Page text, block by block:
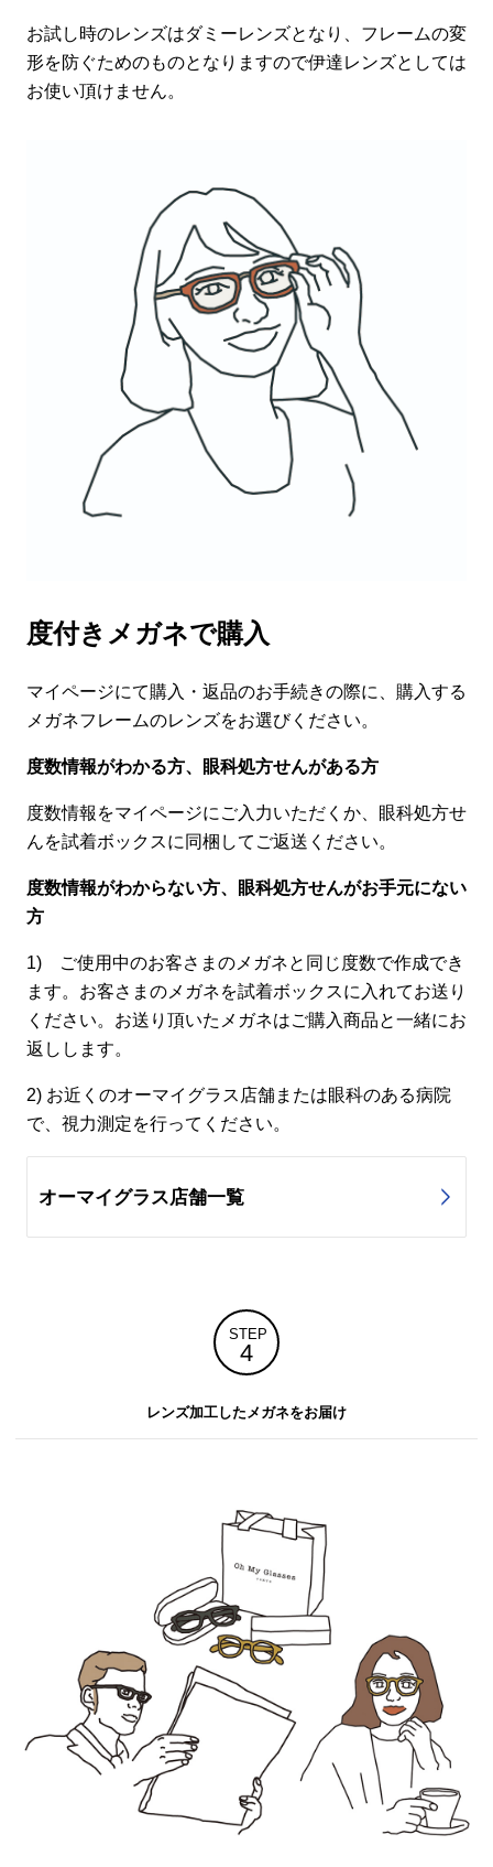
お試し時のレンズはダミーレンズとなり、フレームの変
形を防ぐためのものとなりますので伊達レンズとしては
お使い頂けません。
度付きメガネで購入
マイページにて購入・返品のお手続きの際に、購入する
メガネフレームのレンズをお選びください。
度数情報がわかる方、眼科処方せんがある方
度数情報をマイページにご入力いただくか、眼科処方せ
んを試着ボックスに同梱してご返送ください。
度数情報がわからない方、眼科処方せんがお手元にない
方
1) ご使用中のお客さまのメガネと同じ度数で作成でき
ます。お客さまのメガネを試着ボックスに入れてお送り
ください。お送り頂いたメガネはご購入商品と一緒にお
返しします。
2) お近くのオーマイグラス店舗または眼科のある病院
で、視力測定を行ってください。
オーマイグラス店舗一覧
STEP
4
レンズ加工したメガネをお届け